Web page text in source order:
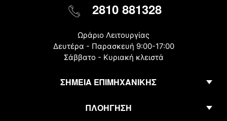
2810 881328
Ωράριο Λειτουργίας
Δευτέρα - Παρασκευή 9:00-17:00
Σάββατο - Κυριακή κλειστά
ΣΗΜΕΙΑ ΕΠΙΜΗΧΑΝΙΚΗΣ
ΠΛΟΗΓΗΣΗ